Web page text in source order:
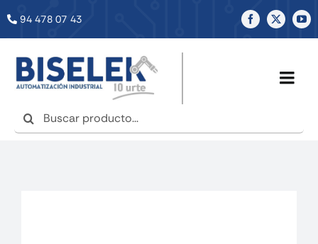
94 478 07 43
Buscar:
INICIO